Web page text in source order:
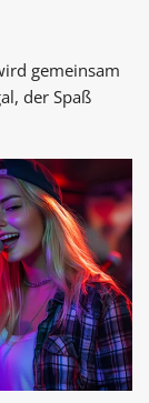
gemeinsam
der Spaß